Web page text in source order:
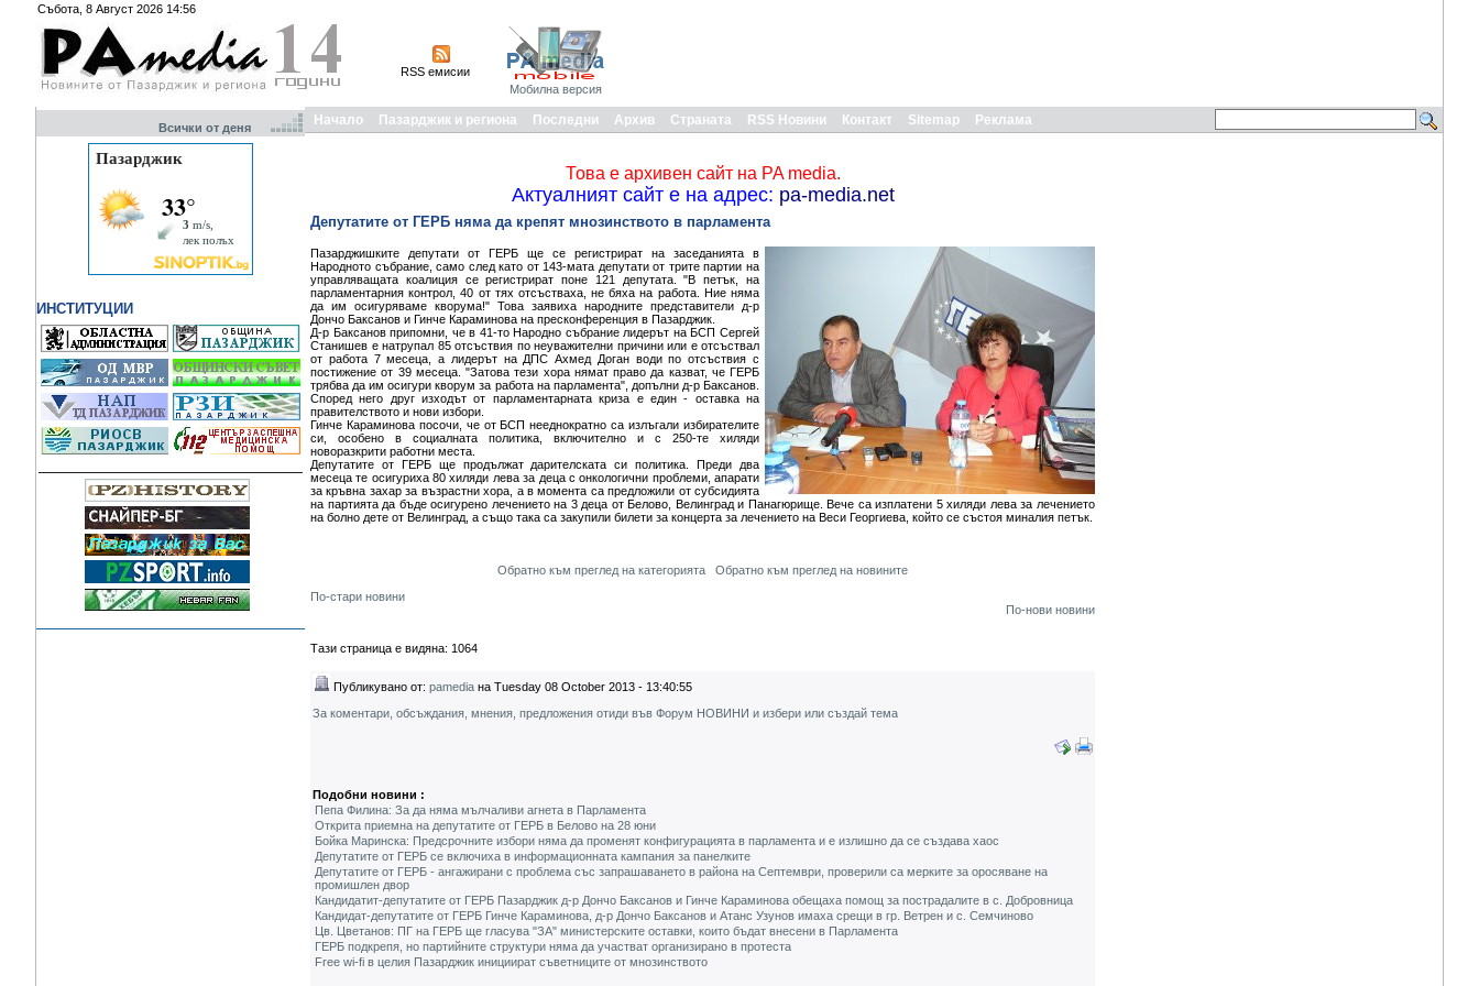
Събота, 8 Август 2026 14:56
RSS емисии
Мобилна версия
Всички от деня
ИНСТИТУЦИИ
Начало Пазарджик и региона Последни Архив Страната RSS Новини Контакт Sitemap Реклама
Това е архивен сайт на PA media.
Актуалният сайт е на адрес: pa-media.net
Депутатите от ГЕРБ няма да крепят мнозинството в парламента
Пазарджишките депутати от ГЕРБ ще се регистрират на заседанията в
Народното събрание, само след като от 143-мата депутати от трите партии на
управляващата коалиция се регистрират поне 121 депутата. "В петък, на
парламентарния контрол, 40 от тях отсъстваха, не бяха на работа. Ние няма
да им осигуряваме кворума!" Това заявиха народните представители д-р
Дончо Баксанов и Гинче Караминова на пресконференция в Пазарджик.
Д-р Баксанов припомни, че в 41-то Народно събрание лидерът на БСП Сергей
Станишев е натрупал 85 отсъствия по неуважителни причини или е отсъствал
от работа 7 месеца, а лидерът на ДПС Ахмед Доган води по отсъствия с
постижение от 39 месеца. "Затова тези хора нямат право да казват, че ГЕРБ
трябва да им осигури кворум за работа на парламента", допълни д-р Баксанов.
Според него друг изходът от парламентарната криза е един - оставка на
правителството и нови избори.
Гинче Караминова посочи, че от БСП нееднократно са излъгали избирателите
си, особено в социалната политика, включително и с 250-те хиляди
новоразкрити работни места.
Депутатите от ГЕРБ ще продължат дарителската си политика. Преди два
месеца те осигуриха 80 хиляди лева за деца с онкологични проблеми, апарати
за кръвна захар за възрастни хора, а в момента са предложили от субсидията
на партията да бъде осигурено лечението на 3 деца от Белово, Велинград и Панагюрище. Вече са изплатени 5 хиляди лева за лечението
на болно дете от Велинград, а също така са закупили билети за концерта за лечението на Веси Георгиева, който се състоя миналия петък.
Обратно към преглед на категорията
Обратно към преглед на новините
По-стари новини
По-нови новини
Тази страница е видяна: 1064
Публикувано от: pamedia на Tuesday 08 October 2013 - 13:40:55
За коментари, обсъждания, мнения, предложения отиди във Форум НОВИНИ и избери или създай тема
Подобни новини :
Пепа Филина: За да няма мълчаливи агнета в Парламента
Открита приемна на депутатите от ГЕРБ в Белово на 28 юни
Бойка Маринска: Предсрочните избори няма да променят конфигурацията в парламента и е излишно да се създава хаос
Депутатите от ГЕРБ се включиха в информационната кампания за панелките
Депутатите от ГЕРБ - ангажирани с проблема със запрашаването в района на Септември, проверили са мерките за оросяване на
промишлен двор
Кандидатит-депутатите от ГЕРБ Пазарджик д-р Дончо Баксанов и Гинче Караминова обещаха помощ за пострадалите в с. Добровница
Кандидат-депутатите от ГЕРБ Гинче Караминова, д-р Дончо Баксанов и Атанс Узунов имаха срещи в гр. Ветрен и с. Семчиново
Цв. Цветанов: ПГ на ГЕРБ ще гласува "ЗА" министерските оставки, които бъдат внесени в Парламента
ГЕРБ подкрепя, но партийните структури няма да участват организирано в протеста
Free wi-fi в целия Пазарджик инициират съветниците от мнозинството